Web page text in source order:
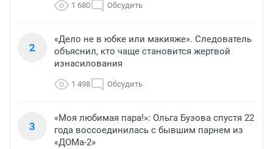
1 680 Обсудить
2
«Дело не в юбке или макияже». Следователь
объяснил, кто чаще становится жертвой
изнасилования
1 498 Обсудить
3
«Моя любимая пара!»: Ольга Бузова спустя 22
года воссоединилась с бывшим парнем из
«ДОМа-2»